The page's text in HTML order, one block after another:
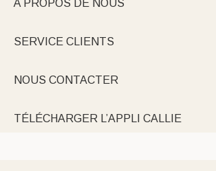
À PROPOS DE NOUS
SERVICE CLIENTS
NOUS CONTACTER
TÉLÉCHARGER L’APPLI CALLIE